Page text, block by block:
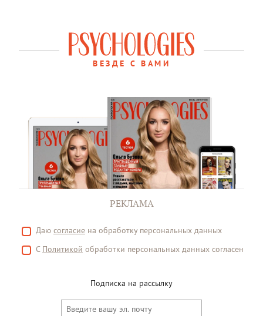
ВЕЗДЕ С ВАМИ
РЕКЛАМА
Даю согласие на обработку персональных данных
С Политикой обработки персональных данных согласен
Подписка на рассылку